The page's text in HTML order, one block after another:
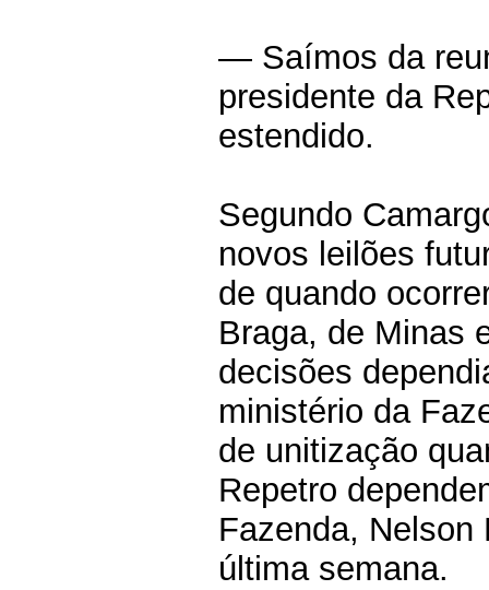
— Saímos da
presidente da
estendido.
Segundo
novos leilões
de quando
Braga, de Minas
decisões
ministério da
de unitização
Repetro
Fazenda, Nelson
última semana.